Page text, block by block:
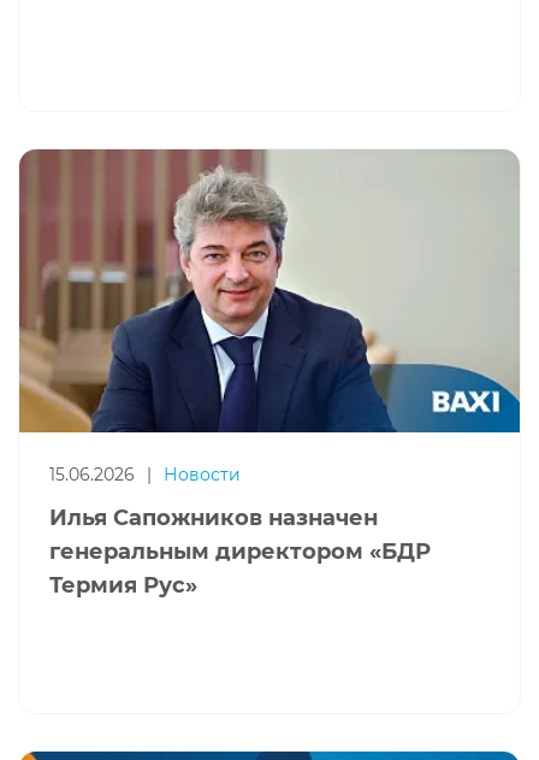
15.06.2026 | Новости
Илья Сапожников назначен
генеральным директором «БДР
Термия Рус»